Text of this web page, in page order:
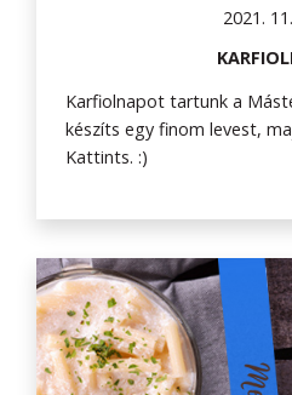
2021.
Karfiolnapot tartunk a
készíts egy finom levest,
Kattints. :)